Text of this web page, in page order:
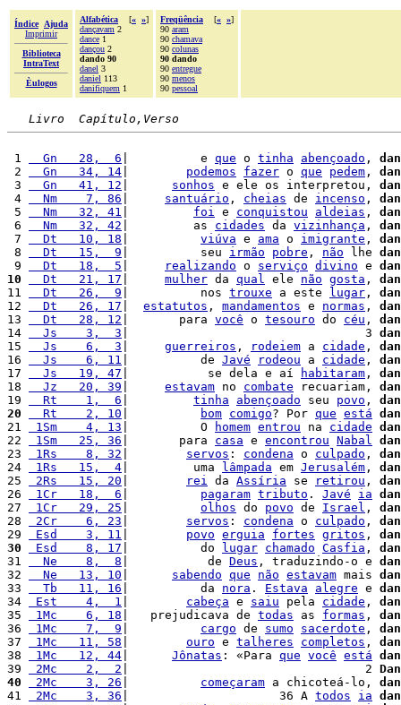
Índice
Ajuda
Imprimir
Biblioteca
IntraText
Èulogos
Alfabética [« »]
dançavam 2
dance 1
dançou 2
dando 90
danel 3
daniel 113
danifiquem 1
Freqüência [« »]
90 aram
90 chamava
90 colunas
90 dando
90 entregue
90 menos
90 pessoal
Livro  Capítulo,Verso
1
  Gn   28,  6
|          e que o tinha abençoado ,
2
  Gn   34, 14
podemos fazer o que pedem ,
3
  Gn   41, 12
sonhos e ele os interpretou,
4
  Nm    7, 86
santuário , cheias de incenso ,
5
  Nm   32, 41
foi e conquistou aldeias ,
6
  Nm   32, 42
|         as cidades da vizinhança ,
7
  Dt   10, 18
viúva e ama o imigrante ,
8
  Dt   15,  9
|          seu irmão pobre , não lhe
9
  Dt   18,  5
realizando o serviço divino e
10
  Dt   21, 17
mulher da qual ele não gosta ,
11
  Dt   26,  9
|          nos trouxe a este lugar ,
12
  Dt   26, 17
estatutos , mandamentos e normas ,
13
  Dt   28, 12
|       para você o tesouro do céu ,
14
  Js    3,  3
|                                 3
15
  Js    6,  3
guerreiros , rodeiem a cidade ,
16
  Js    6, 11
|          de Javé rodeou a cidade ,
17
  Js   19, 47
|           se dela e aí habitaram ,
18
  Jz   20, 39
estavam no combate recuariam,
19
  Rt    1,  6
tinha abençoado seu povo ,
20
  Rt    2, 10
bom comigo? Por que está
21
1Sm    4, 13 |          O homem entrou na cidade
22
1Sm   25, 36 |       para casa e encontrou Nabal
23
1Rs    8, 32 servos : condena o culpado ,
24
1Rs   15,  4 |         uma lâmpada em Jerusalém ,
25
2Rs   15, 20 rei da Assíria se retirou ,
26
1Cr   18,  6 pagaram tributo . Javé ia
27
1Cr   29, 25 olhos do povo de Israel ,
28
2Cr    6, 23 servos : condena o culpado ,
29
Esd    3, 11 povo erguia fortes gritos ,
30
Esd    8, 17 |          do lugar chamado Casfia ,
31
  Ne    8,  8
|           de Deus , traduzindo-o e
32
  Ne   13, 10
sabendo que não estavam mais
33
  Tb   11, 16
|          da nora . Estava alegre e
34
Est    4,  1 cabeça e saiu pela cidade ,
35
1Mc    6, 18 |   prejudicava de todas as formas ,
36
1Mc    7,  9 cargo de sumo sacerdote ,
37
1Mc   11, 58 ouro e talheres completos ,
38
1Mc   12, 44 Jônatas : «Para que você está
39
2Mc    2,  2 |                                 2
40
2Mc    3, 26 começaram a chicoteá-lo,
41
2Mc    3, 36 |                     36 A todos ia